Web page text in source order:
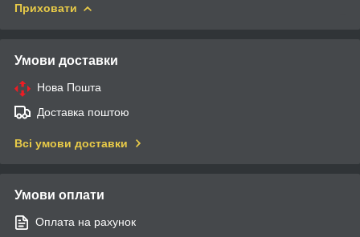
Приховати
Умови доставки
Нова Пошта
Доставка поштою
Всі умови доставки
Умови оплати
Оплата на рахунок